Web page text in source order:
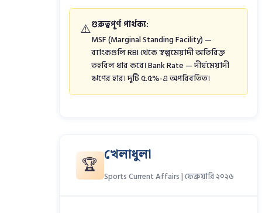
⚠️গুরুত্বপূর্ণ পার্থক্য:
MSF (Marginal Standing Facility) —
ব্যাংকগুলি RBI থেকে স্বল্পমেয়াদী অতিরিক্ত
তহবিল ধার করে। Bank Rate — দীর্ঘমেয়াদী
ঋণের হার। দুটি ৫.৫%-এ অপরিবর্তিত।
🏆 খেলাধুলা
Sports Current Affairs | ফেব্রুয়ারি ২০২৬